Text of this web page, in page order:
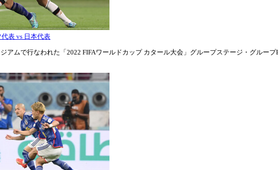
表 vs 日本代表
アムで行なわれた「2022 FIFAワールドカップ カタール大会」グループステージ・グループ